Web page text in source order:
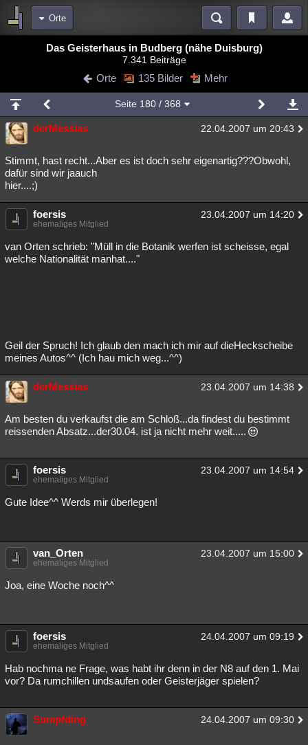
Orte
Blogs Videos
Chat Wiki Neuigkeiten
meine Rubriken
Menschen Wissenschaft Mystery Kriminalfälle
Spiritualität Verschwörungen Technologie Ufologie
Natur
weitere Rubriken
Philosophie Träume
Astronomie Helpdesk Gruppen
Lesenswert Schlüsselwörter
Das Geisterhaus in Budberg (nähe Duisburg)
7.341 Beiträge
Orte 135 Bilder Mehr
Seite 180/ 368
derMessias 22.04.2007 um 20:43
Stimmt, hast recht...Aber es ist doch sehr eigenartig???Obwohl,
dafür sind wir jaauch
hier....;)
foersis 23.04.2007 um 14:20
ehemaliges Mitglied
van Orten schrieb: "Müll in die Botanik werfen ist scheisse, egal
welche Nationalität manhat...."
Geil der Spruch! Ich glaub den mach ich mir auf dieHeckscheibe
meines Autos^^ (Ich hau mich weg...^^)
derMessias 23.04.2007 um 14:38
Am besten du verkaufst die am Schloß...da findest du bestimmt
reissenden Absatz...der30.04. ist ja nicht mehr weit.....
foersis 23.04.2007 um 14:54
ehemaliges Mitglied
Gute Idee^^ Werds mir überlegen!
van_Orten 23.04.2007 um 15:00
ehemaliges Mitglied
Joa, eine Woche noch^^
foersis 24.04.2007 um 09:19
ehemaliges Mitglied
Hab nochma ne Frage, was habt ihr denn in der N8 auf den 1. Mai
vor? Da rumchillen undsaufen oder Geisterjäger spielen?
Sumpfding 24.04.2007 um 09:30